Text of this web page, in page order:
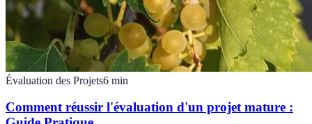
Évaluation des Projets6 min
Comment réussir l'évaluation d'un projet mature :